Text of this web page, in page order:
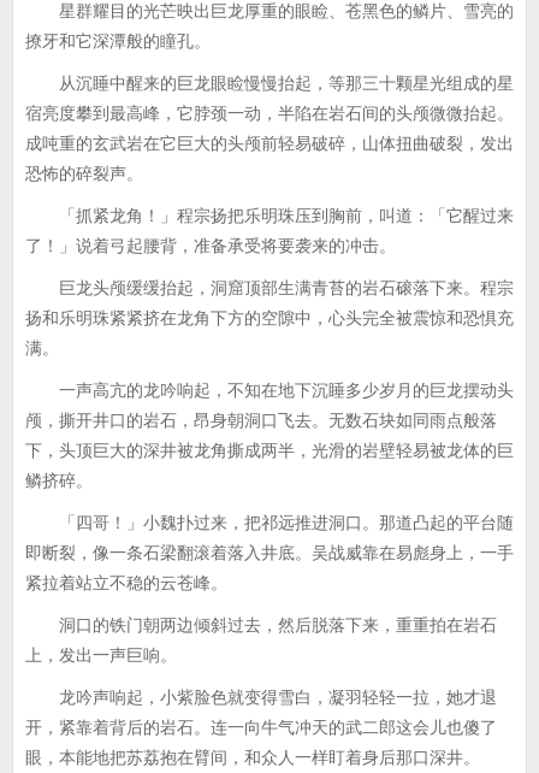
星群耀目的光芒映出巨龙厚重的眼睑、苍黑色的鳞片、雪亮的
撩牙和它深潭般的瞳孔。
从沉睡中醒来的巨龙眼睑慢慢抬起，等那三十颗星光组成的星
宿亮度攀到最高峰，它脖颈一动，半陷在岩石间的头颅微微抬起。
成吨重的玄武岩在它巨大的头颅前轻易破碎，山体扭曲破裂，发出
恐怖的碎裂声。
「抓紧龙角！」程宗扬把乐明珠压到胸前，叫道：「它醒过来
了！」说着弓起腰背，准备承受将要袭来的冲击。
巨龙头颅缓缓抬起，洞窟顶部生满青苔的岩石磙落下来。程宗
扬和乐明珠紧紧挤在龙角下方的空隙中，心头完全被震惊和恐惧充
满。
一声高亢的龙吟响起，不知在地下沉睡多少岁月的巨龙摆动头
颅，撕开井口的岩石，昂身朝洞口飞去。无数石块如同雨点般落
下，头顶巨大的深井被龙角撕成两半，光滑的岩壁轻易被龙体的巨
鳞挤碎。
「四哥！」小魏扑过来，把祁远推进洞口。那道凸起的平台随
即断裂，像一条石梁翻滚着落入井底。吴战威靠在易彪身上，一手
紧拉着站立不稳的云苍峰。
洞口的铁门朝两边倾斜过去，然后脱落下来，重重拍在岩石
上，发出一声巨响。
龙吟声响起，小紫脸色就变得雪白，凝羽轻轻一拉，她才退
开，紧靠着背后的岩石。连一向牛气冲天的武二郎这会儿也傻了
眼，本能地把苏荔抱在臂间，和众人一样盯着身后那口深井。